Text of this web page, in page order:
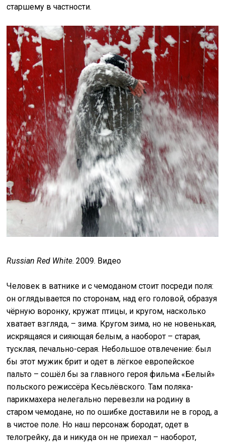
старшему в частности.
Russian Red White. 2009. Видео
Человек в ватнике и с чемоданом стоит посреди поля:
он оглядывается по сторонам, над его головой, образуя
чёрную воронку, кружат птицы, и кругом, насколько
хватает взгляда, – зима. Кругом зима, но не новенькая,
искрящаяся и сияющая белым, а наоборот – старая,
тусклая, печально-серая. Небольшое отвлечение: был
бы этот мужик брит и одет в лёгкое европейское
пальто – сошёл бы за главного героя фильма «Белый»
польского режиссёра Кесьлёвского. Там поляка-
парикмахера нелегально перевезли на родину в
старом чемодане, но по ошибке доставили не в город, а
в чистое поле. Но наш персонаж бородат, одет в
телогрейку, да и никуда он не приехал – наоборот,